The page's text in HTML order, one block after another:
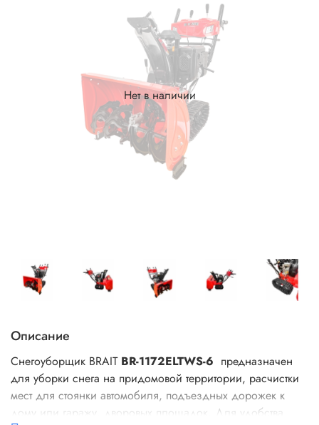
Нет в наличии
Описание
Снегоуборщик BRAIT BR-1172ELTWS-6 предназначен
для уборки снега на придомовой территории, расчистки
мест для стоянки автомобиля, подъездных дорожек к
дому или гаражу, дворовых площадок. Для удобства